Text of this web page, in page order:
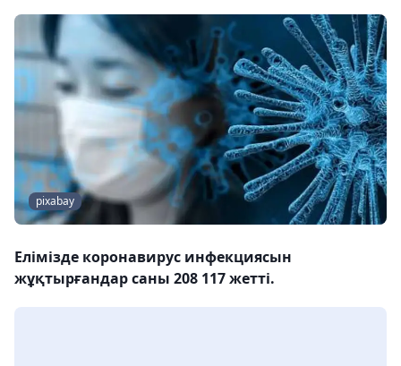
pixabay
Елімізде коронавирус инфекциясын
жұқтырғандар саны 208 117 жетті.